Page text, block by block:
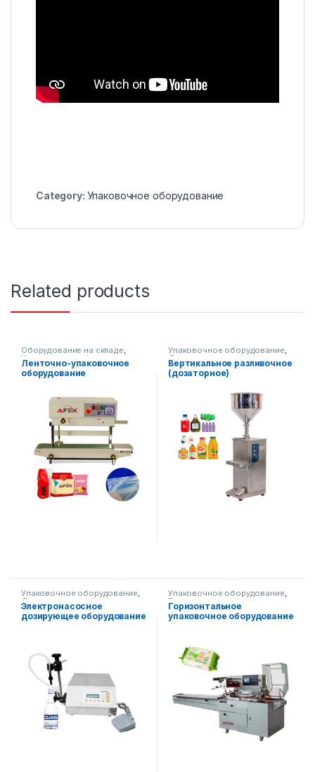
Category: Упаковочное оборудование
Related products
Оборудование на складе,
Упаковочное оборудование
Ленточно-упаковочное
оборудование
Упаковочное оборудование,
Диспенсерное оборудование
Вертикальное разливочное
(дозаторное)
Упаковочное оборудование,
Диспенсерное оборудование
Электронасосное
дозирующее оборудование
Упаковочное оборудование,
Горизонтальная упаковка
Горизонтальное
упаковочное оборудование